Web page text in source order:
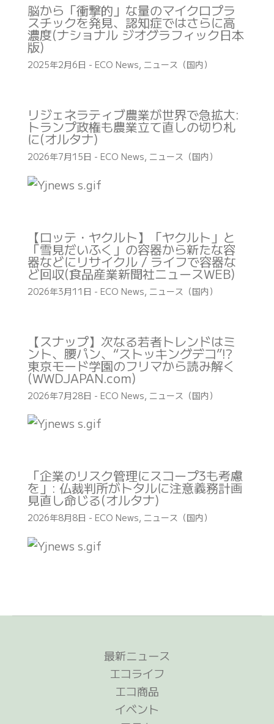
脳から「衝撃的」な量のマイクロプラ
スチックを発見、認知症ではさらに高
濃度(ナショナル ジオグラフィック日本
版)
2025年2月6日 - ECO News, ニュース（国内）
リジェネラティブ農業が世界で急拡大:
トランプ政権も農業立て直しの切り札
に(オルタナ)
2026年7月15日 - ECO News, ニュース（国内）
【ロッテ・ヤクルト】「ヤクルト」と
「雪見だいふく」の容器から新たな容
器などにリサイクル / ライフで容器な
ど回収(食品産業新聞社ニュースWEB)
2026年3月11日 - ECO News, ニュース（国内）
【スナップ】次なる若者トレンドはミ
ント、腰パン、“ストッキングデコ”!?
東京モード学園のフリマから読み解く
(WWDJAPAN.com)
2026年7月28日 - ECO News, ニュース（国内）
「企業のリスク管理にスコープ3も考慮
を」: 仏裁判所がトタルに注意義務計画
見直し命じる(オルタナ)
2026年8月8日 - ECO News, ニュース（国内）
最新ニュース
エコライフ
エコ商品
イベント